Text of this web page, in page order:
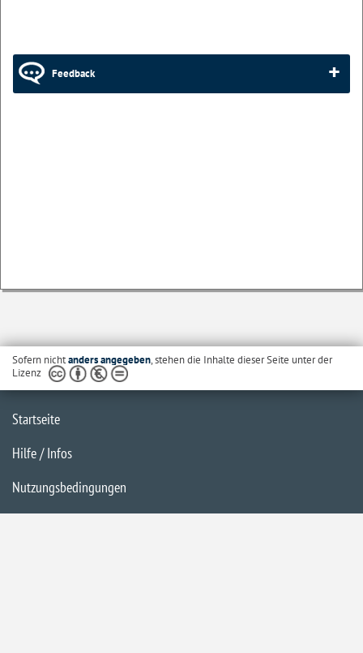
Feedback
Sofern nichtanders angegeben, stehen die Inhalte dieser Seite unter der
Lizenz
Startseite
Hilfe / Infos
Nutzungsbedingungen